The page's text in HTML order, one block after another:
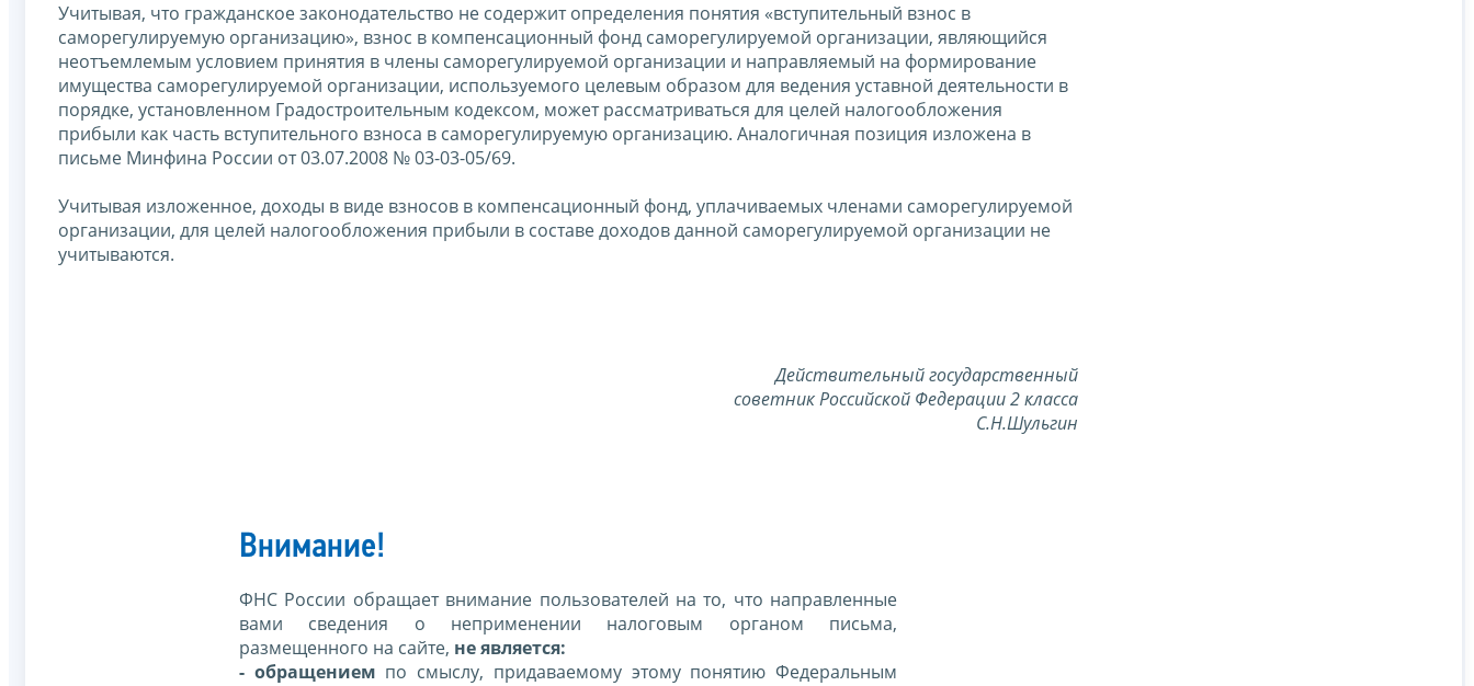
Учитывая, что гражданское законодательство не содержит определения понятия «вступительный взнос в
саморегулируемую организацию», взнос в компенсационный фонд саморегулируемой организации, являющийся
неотъемлемым условием принятия в члены саморегулируемой организации и направляемый на формирование
имущества саморегулируемой организации, используемого целевым образом для ведения уставной деятельности в
порядке, установленном Градостроительным кодексом, может рассматриваться для целей налогообложения
прибыли как часть вступительного взноса в саморегулируемую организацию. Аналогичная позиция изложена в
письме Минфина России от 03.07.2008 № 03-03-05/69.
Учитывая изложенное, доходы в виде взносов в компенсационный фонд, уплачиваемых членами саморегулируемой
организации, для целей налогообложения прибыли в составе доходов данной саморегулируемой организации не
учитываются.
Действительный государственный
советник Российской Федерации 2 класса
С.Н.Шульгин
Внимание!
ФНС России обращает внимание пользователей на то, что направленные
вами сведения о неприменении налоговым органом письма,
размещенного на сайте, не является:
- обращением по смыслу, придаваемому этому понятию Федеральным